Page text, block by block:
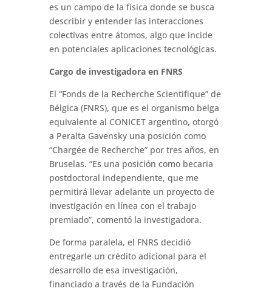
es un campo de la física donde se busca
describir y entender las interacciones
colectivas entre átomos, algo que incide
en potenciales aplicaciones tecnológicas.
Cargo de investigadora en FNRS
El “Fonds de la Recherche Scientifique” de
Bélgica (FNRS), que es el organismo belga
equivalente al CONICET argentino, otorgó
a Peralta Gavensky una posición como
“Chargée de Recherche” por tres años, en
Bruselas. “Es una posición como becaria
postdoctoral independiente, que me
permitirá llevar adelante un proyecto de
investigación en línea con el trabajo
premiado”, comentó la investigadora.
De forma paralela, el FNRS decidió
entregarle un crédito adicional para el
desarrollo de esa investigación,
financiado a través de la Fundación